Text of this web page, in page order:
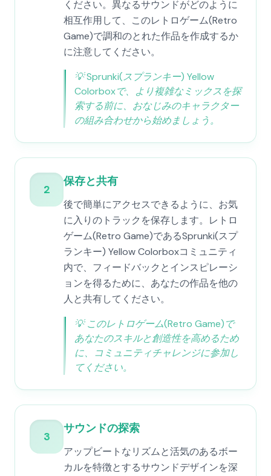
ください。異なるサウンドがどのように
相互作用して、このレトロゲーム(Retro
Game)で調和のとれた作品を作成するか
に注意してください。
💡Sprunki(スプランキー) Yellow
Colorboxで、より複雑なミックスを探
索する前に、おなじみのキャラクター
の組み合わせから始めましょう。
2
保存と共有
後で簡単にアクセスできるように、お気
に入りのトラックを保存します。レトロ
ゲーム(Retro Game)であるSprunki(スプ
ランキー) Yellow Colorboxコミュニティ
内で、フィードバックとインスピレーシ
ョンを得るために、あなたの作品を他の
人と共有してください。
💡このレトロゲーム(Retro Game)で
あなたのスキルと創造性を高めるため
に、コミュニティチャレンジに参加し
てください。
3
サウンドの探索
アップビートなリズムと活気のあるボー
カルを特徴とするサウンドデザインを深